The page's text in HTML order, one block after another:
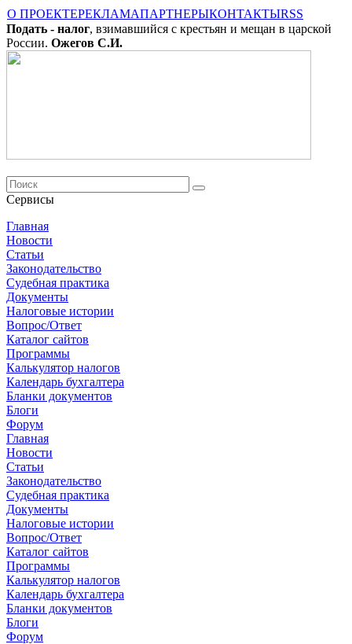
О ПРОЕКТЕРЕКЛАМАПАРТНЕРЫКОНТАКТЫRSS
Подать - налог, взимавшийся с крестьян и мещан в царской
России. Ожегов С.И.
Сервисы
Главная
Новости
Cтатьи
Законодательство
Судебная практика
Документы
Налоговые истории
Вопрос/Ответ
Каталог сайтов
Программы
Калькулятор налогов
Календарь бухгалтера
Бланки документов
Блоги
Форум
Главная
Новости
Cтатьи
Законодательство
Судебная практика
Документы
Налоговые истории
Вопрос/Ответ
Каталог сайтов
Программы
Калькулятор налогов
Календарь бухгалтера
Бланки документов
Блоги
Форум